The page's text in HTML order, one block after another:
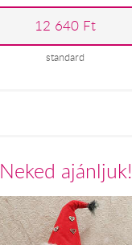
12 640 Ft
standard
Neked ajánljuk!